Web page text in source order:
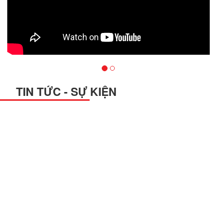
TIN TỨC - SỰ KIỆN